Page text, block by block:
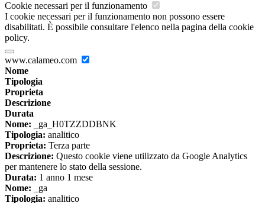
Cookie necessari per il funzionamento
I cookie necessari per il funzionamento non possono essere
disabilitati. È possibile consultare l'elenco nella pagina della cookie
policy.
www.calameo.com
Nome
Tipologia
Proprieta
Descrizione
Durata
Nome: _ga_H0TZZDDBNK
Tipologia: analitico
Proprieta: Terza parte
Descrizione: Questo cookie viene utilizzato da Google Analytics
per mantenere lo stato della sessione.
Durata: 1 anno 1 mese
Nome: _ga
Tipologia: analitico